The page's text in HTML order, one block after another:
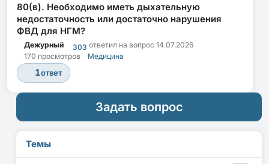
80(в). Необходимо иметь дыхательную
недостаточность или достаточно нарушения
ФВД для НГМ?
Дежурный 303 ответил на вопрос 14.07.2026
170 просмотров
Медицина
1ответ
Задать вопрос
Темы